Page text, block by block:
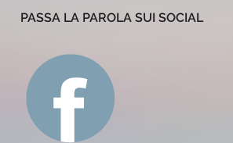
PASSA LA PAROLA SUI SOCIAL